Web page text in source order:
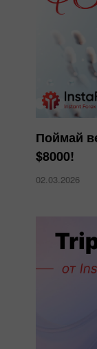
Поймай
$8000!
02.03.2026